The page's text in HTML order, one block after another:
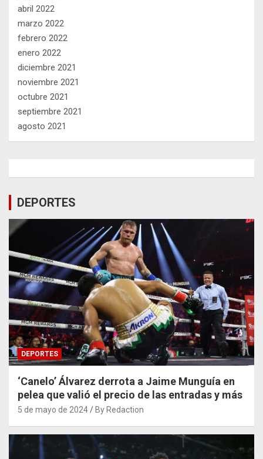
abril 2022
marzo 2022
febrero 2022
enero 2022
diciembre 2021
noviembre 2021
octubre 2021
septiembre 2021
agosto 2021
DEPORTES
DEPORTES
‘Canelo’ Álvarez derrota a Jaime Munguía en
pelea que valió el precio de las entradas y más
5 de mayo de 2024 By Redaction